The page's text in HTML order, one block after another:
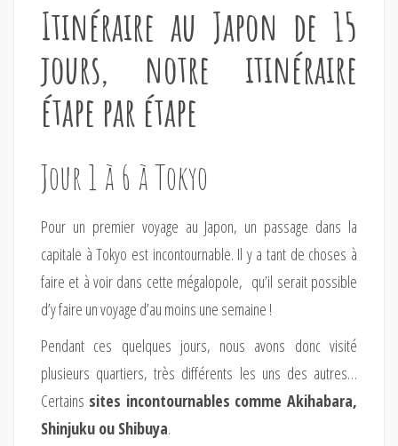
Itinéraire au Japon de 15
jours, notre itinéraire
étape par étape
Jour 1 à 6 à Tokyo
Pour un premier voyage au Japon, un passage dans la
capitale à Tokyo est incontournable. Il y a tant de choses à
faire et à voir dans cette mégalopole, qu’il serait possible
d’y faire un voyage d’au moins une semaine !
Pendant ces quelques jours, nous avons donc visité
plusieurs quartiers, très différents les uns des autres…
Certains sites incontournables comme Akihabara,
Shinjuku ou Shibuya.